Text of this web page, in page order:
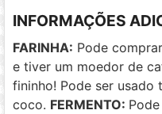
INFORMAÇÕES
FARINHA: Pode
e tiver um moedor de
fininho! Pode ser
coco. FERMENTO: